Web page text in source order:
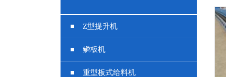
Z型提升机
鳞板机
重型板式给料机